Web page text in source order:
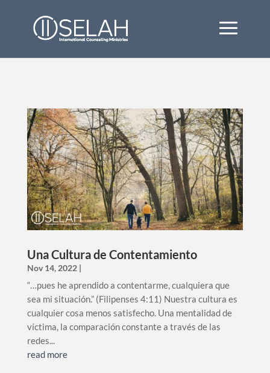
Una Cultura de Contentamiento
Nov 14, 2022|
“…pues he aprendido a contentarme, cualquiera que
sea mi situación.” (Filipenses 4:11) Nuestra cultura es
cualquier cosa menos satisfecho. Una mentalidad de
víctima, la comparación constante a través de las
redes...
read more